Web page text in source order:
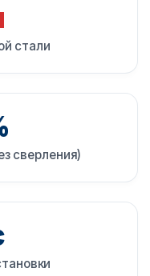
стали
сверления)